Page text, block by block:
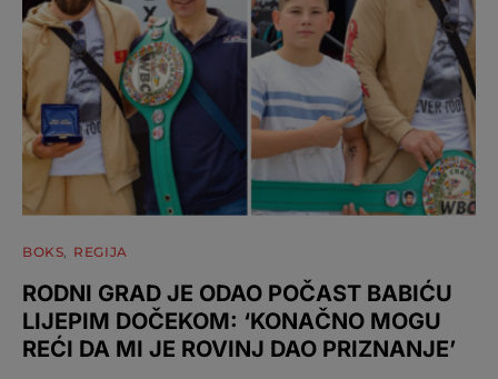
BOKS REGIJA
RODNI GRAD JE ODAO POČAST BABIĆU
LIJEPIM DOČEKOM: ‘KONAČNO MOGU
REĆI DA MI JE ROVINJ DAO PRIZNANJE’